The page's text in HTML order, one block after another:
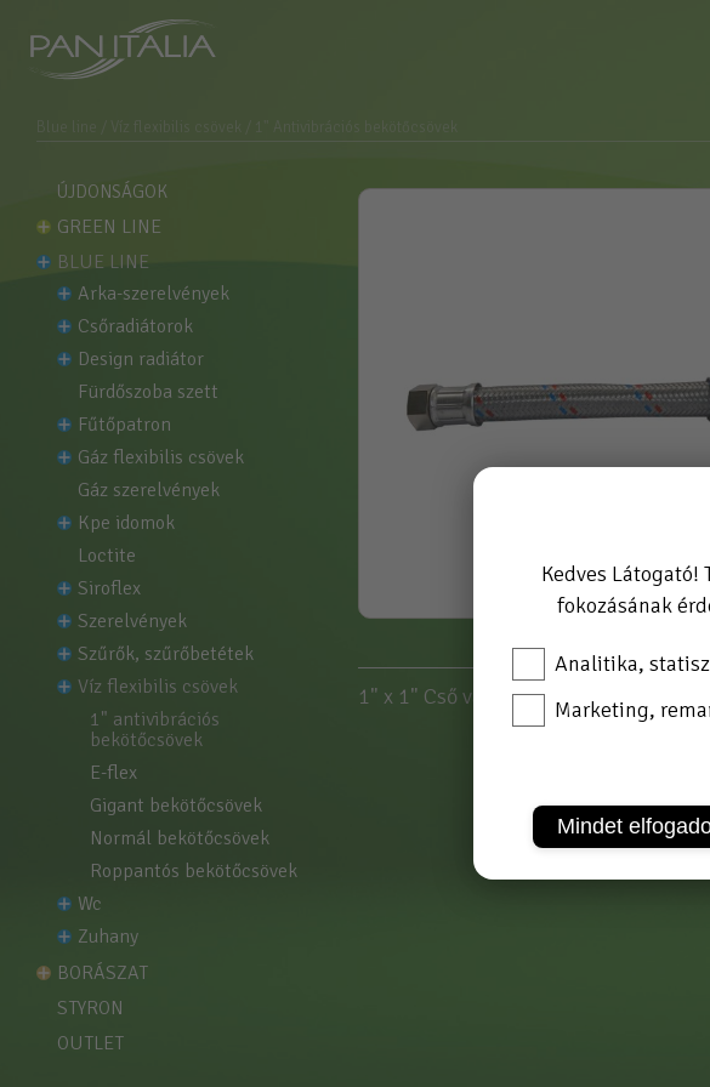
1" x 1" Cső vastagság 1". OLasz
ÚJDONSÁGOK
GREEN LINE
BLUE LINE
arka-szerelvények
csőradiátorok
design radiátor
fürdőszoba szett
fűtőpatron
gáz flexibilis csövek
gáz szerelvények
kpe idomok
loctite
siroflex
szerelvények
szűrők, szűrőbetétek
víz flexibilis csövek
1" antivibrációs
bekötőcsövek
e-flex
gigant bekötőcsövek
normál bekötőcsövek
roppantós bekötőcsövek
wc
zuhany
BORÁSZAT
STYRON
OUTLET
Kedves
fokozásának
Analitika,
Marketing,
Mindet